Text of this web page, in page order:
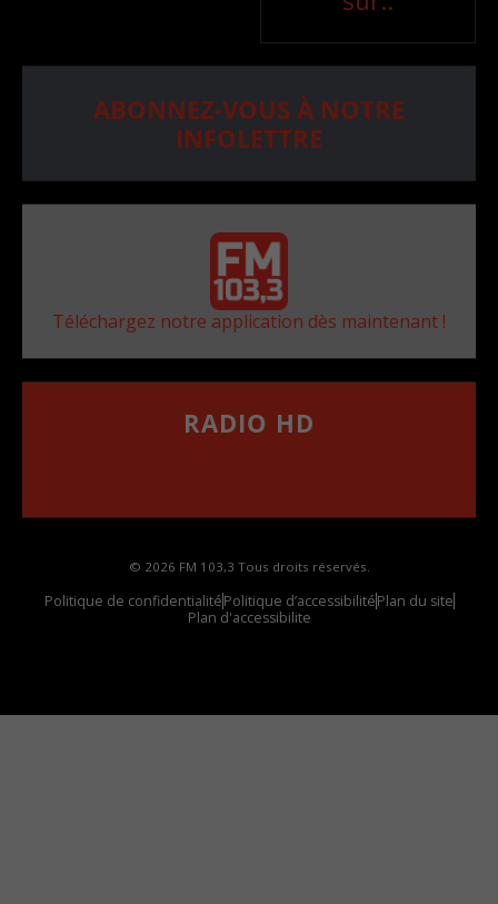
ABONNEZ-VOUS À NOTRE
INFOLETTRE
Téléchargez notre application dès maintenant !
RADIO HD
© 2026 FM 103,3 Tous droits réservés.
Politique de confidentialitéPolitique d’accessibilitéPlan du site
Plan d'accessibilite